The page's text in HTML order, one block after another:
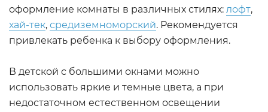
оформление комнаты в различных стилях: лофт,
хай-тек, средиземноморский. Рекомендуется
привлекать ребенка к выбору оформления.
В детской с большими окнами можно
использовать яркие и темные цвета, а при
недостаточном естественном освещении